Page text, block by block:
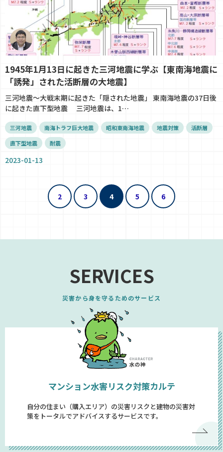
1945年1月13日に起きた三河地震に学ぶ【東南海地震に
「誘発」された活断層の大地震】
三河地震～大戦末期に起きた「隠された地震」 東南海地震の37日後
に起きた直下型地震 三河地震は、1…
三河地震 南海トラフ巨大地震 昭和東南海地震 地震対策
活断層
直下型地震
耐震
2023-01-13
2 3 4 5 6
SERVICES
災害から身を守るためのサービス
マンション水害リスク対策カルテ
自分の住まい（購入エリア）の災害リスクと建物の災害対
策をトータルでアドバイスするサービスです。